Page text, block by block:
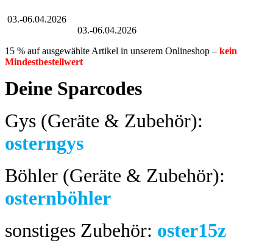
03.-06.04.2026
03.-06.04.2026
15 % auf ausgewählte Artikel in unserem Onlineshop – kein
Mindestbestellwert
Deine Sparcodes
Gys (Geräte & Zubehör):
osterngys
Böhler (Geräte & Zubehör):
osternböhler
sonstiges Zubehör: oster15z